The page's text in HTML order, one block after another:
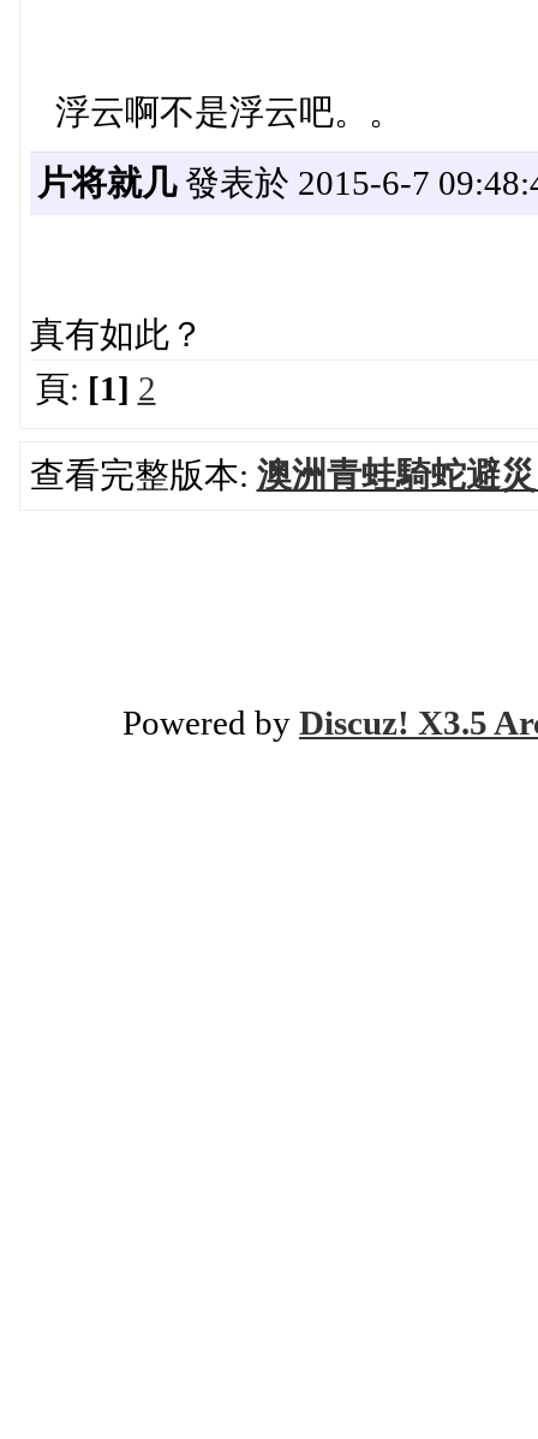
浮云啊不是浮云吧。。
片将就几發表於 2015-6-7
真有如此？
頁: [1] 2
查看完整版本: 澳洲青蛙騎蛇避
Powered by Discuz! X3.5